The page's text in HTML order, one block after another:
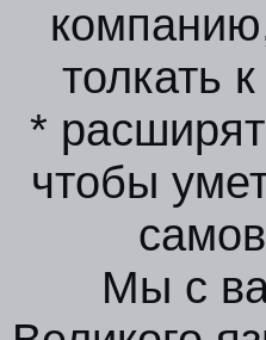
толкать
*
чтобы
Мы с